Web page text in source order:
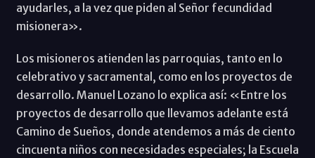
ayudarles, a la vez que piden al Señor fecundidad
misionera».
Los misioneros atienden las parroquias, tanto en lo
celebrativo y sacramental, como en los proyectos de
desarrollo. Manuel Lozano lo explica así: «Entre los
proyectos de desarrollo que llevamos adelante está
Camino de Sueños, donde atendemos a más de ciento
cincuenta niños con necesidades especiales; la Escuela